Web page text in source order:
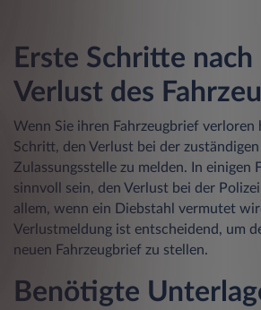
Erste Schritte nach
Verlust des
Wenn Sie ihren Fahrzeugbrief verloren
Schritt, den Verlust bei der
Zulassungsstelle zu melden. In einigen
sinnvoll sein, den Verlust bei der
allem, wenn ein Diebstahl vermutet
Verlustmeldung ist entscheidend, um
neuen Fahrzeugbrief zu stellen.
Benötigte